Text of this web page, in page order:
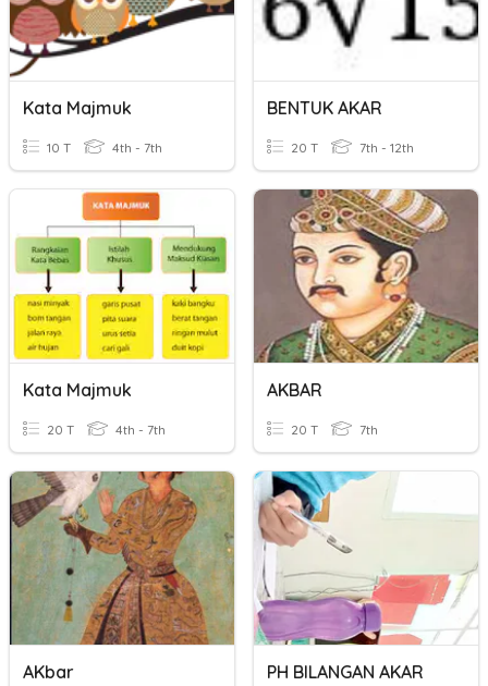
Kata Majmuk
10 T 4th - 7th
BENTUK AKAR
20 T 7th - 12th
Kata Majmuk
20 T 4th - 7th
AKBAR
20 T 7th
AKbar PH BILANGAN AKAR